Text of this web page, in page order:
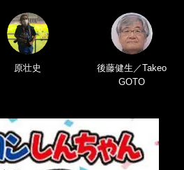
原壮史
後藤健生／Takeo
GOTO